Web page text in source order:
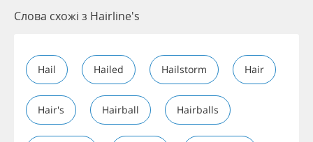
Слова схожі з Hairline's
Hail Hailed Hailstorm Hair
Hair's Hairball Hairballs